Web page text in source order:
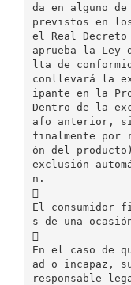
da en alguno
previstos en
el Real
aprueba la Ley
lta de
conllevará la
ipante en la
Dentro de la
afo anterior, si
finalmente por
ón del
exclusión
n.

El consumidor
s de una

En el caso de
ad o incapaz,
responsable